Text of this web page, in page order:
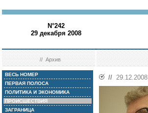
N°242
29 декабря 2008
//Архив
ВЕСЬ НОМЕР
ПЕРВАЯ ПОЛОСА
ПОЛИТИКА И ЭКОНОМИКА
ПРОИСШЕСТВИЯ
ЗАГРАНИЦА
// 29.12.2008